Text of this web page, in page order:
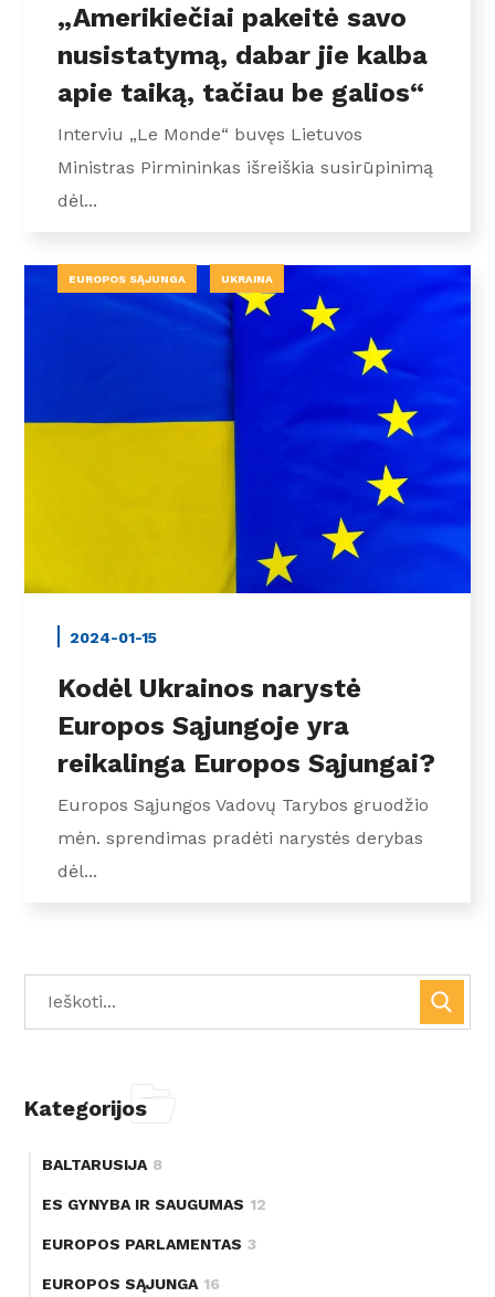
„Amerikiečiai pakeitė savo
nusistatymą, dabar jie kalba
apie taiką, tačiau be galios“
Interviu „Le Monde“ buvęs Lietuvos
Ministras Pirmininkas išreiškia susirūpinimą
dėl...
EUROPOS SĄJUNGA UKRAINA
2024-01-15
Kodėl Ukrainos narystė
Europos Sąjungoje yra
reikalinga Europos Sąjungai?
Europos Sąjungos Vadovų Tarybos gruodžio
mėn. sprendimas pradėti narystės derybas
dėl...
Kategorijos
BALTARUSIJA 8
ES GYNYBA IR SAUGUMAS 12
EUROPOS PARLAMENTAS 3
EUROPOS SĄJUNGA 16